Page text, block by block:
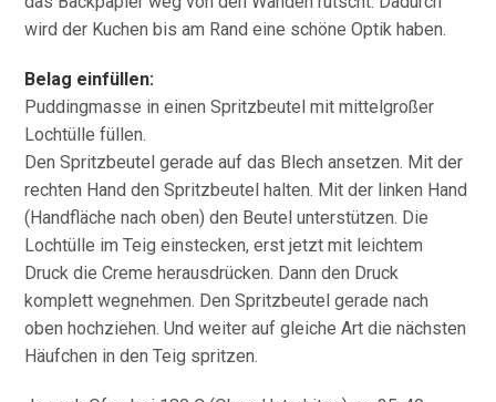
wird der Kuchen bis am Rand eine schöne Optik haben.
Belag einfüllen:
Puddingmasse in einen Spritzbeutel mit mittelgroßer
Lochtülle füllen.
Den Spritzbeutel gerade auf das Blech ansetzen. Mit der
rechten Hand den Spritzbeutel halten. Mit der linken Hand
(Handfläche nach oben) den Beutel unterstützen. Die
Lochtülle im Teig einstecken, erst jetzt mit leichtem
Druck die Creme herausdrücken. Dann den Druck
komplett wegnehmen. Den Spritzbeutel gerade nach
oben hochziehen. Und weiter auf gleiche Art die nächsten
Häufchen in den Teig spritzen.